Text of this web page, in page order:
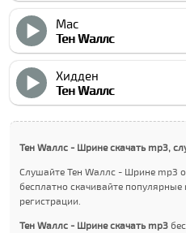
Мас
Тен Wаллс
Хидден
Тен Wаллс
Тен Wаллс - Шрине скачать mp3,
Слушайте Тен Wаллс - Шрине mp3
бесплатно скачивайте
регистрации.
Тен Wаллс - Шрине скачать mp3